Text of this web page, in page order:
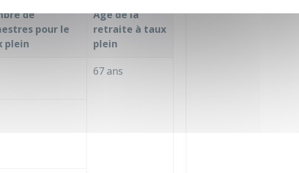
de
pour le
plein
Âge de la
retraite à taux
plein
67 ans